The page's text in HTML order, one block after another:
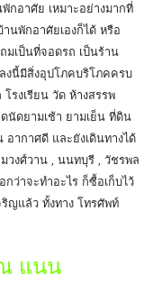
กอาศัย เหมาะอย่างมากที่
นพักอาศัยเองก็ได้ หรือ
มเป็นที่จอดรถ เป็นร้าน
งนี้มีสิ่งอุปโภคบริโภคครบ
รงเรียน วัด ห้างสรรพ
นัดยามเช้า ยามเย็น ที่ดิน
อากาศดี และยังเดินทางได้
วงศ์วาน , นนทบุรี , วัชรพล
ว่าจะทำอะไร ก็ซื้อเก็บไว้
ญแล้ว ทั้งทาง โทรศัพท์
แนน